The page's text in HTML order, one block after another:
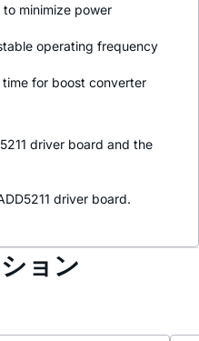
minimize power
operating frequency
for boost converter
driver board and the
driver board.
ョン